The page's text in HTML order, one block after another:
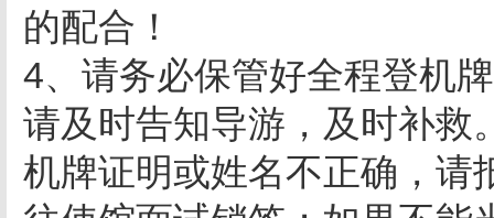
的配合！
4、请务必保管好全程登机
请及时告知导游，及时补救
机牌证明或姓名不正确，请